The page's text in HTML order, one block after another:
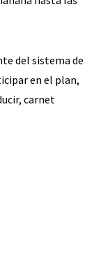
del sistema de
en el plan,
carnet